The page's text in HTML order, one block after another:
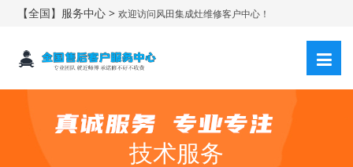
【全国】服务中心 >欢迎访问风田集成灶维修客户中心！
技术服务